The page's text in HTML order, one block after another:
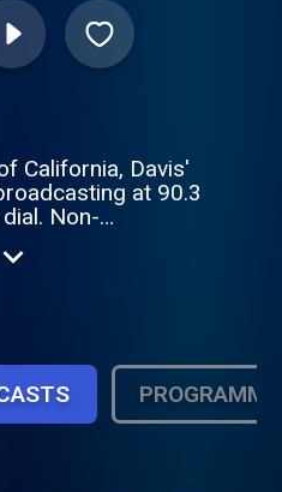
California, Davis'
at 90.3
Non-